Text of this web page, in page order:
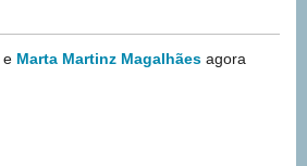
e Marta Martinz Magalhães agora